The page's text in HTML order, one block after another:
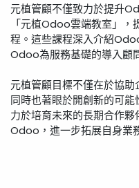
元植管顧不僅致力於提升
「元植Odoo雲端教室」
程。這些課程深入介紹
Odoo為服務基礎的導入顧
元植管顧目標不僅在於協助
同時也著眼於開創新的可
力於培育未來的長期合作
Odoo，進一步拓展自身業